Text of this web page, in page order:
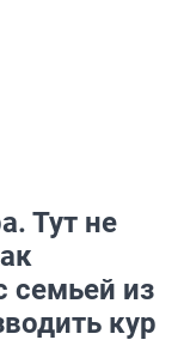
Тут не
семьей из
кур